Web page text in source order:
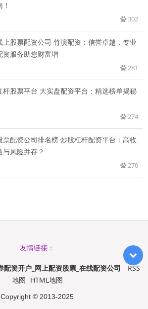
302
上股票配资公司 竹演配资：信誉卓越，专业
资服务助您财富增
281
杆股票平台 大实盘配资平台：精选榜单揭秘
274
票配资公司排名榜 炒股杠杆配资平台：高收
与风险并存？
270
友情链接：
配资开户_网上配资股票_在线配资公司
RSS
地图 HTML地图
Copyright © 2013-2025